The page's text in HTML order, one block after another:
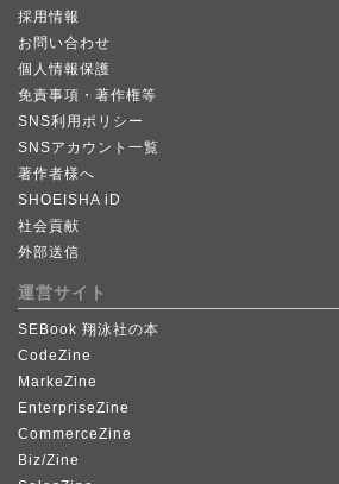
採用情報
お問い合わせ
個人情報保護
免責事項・著作権等
SNS利用ポリシー
SNSアカウント一覧
著作者様へ
SHOEISHA iD
社会貢献
外部送信
運営サイト
SEBook 翔泳社の本
CodeZine
MarkeZine
EnterpriseZine
CommerceZine
Biz/Zine